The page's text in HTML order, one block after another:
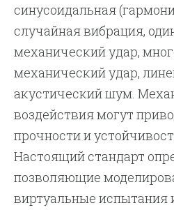
синусоидальная
случайная вибрация,
механический удар,
механический удар,
акустический шум.
воздействия могут
прочности и
Настоящий стандарт
позволяющие
виртуальные испытания